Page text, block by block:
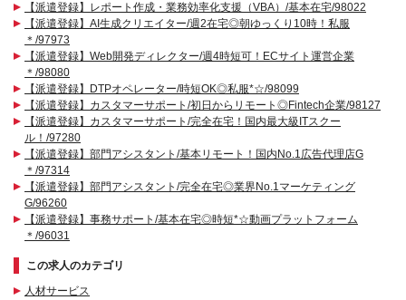
【派遣登録】レポート作成・業務効率化支援（VBA）/基本在宅/98022
【派遣登録】AI生成クリエイター/週2在宅◎朝ゆっくり10時！私服
＊/97973
【派遣登録】Web開発ディレクター/週4時短可！ECサイト運営企業
＊/98080
【派遣登録】DTPオペレーター/時短OK◎私服*☆/98099
【派遣登録】カスタマーサポート/初日からリモート◎Fintech企業/98127
【派遣登録】カスタマーサポート/完全在宅！国内最大級ITスクー
ル！/97280
【派遣登録】部門アシスタント/基本リモート！国内No.1広告代理店G
＊/97314
【派遣登録】部門アシスタント/完全在宅◎業界No.1マーケティング
G/96260
【派遣登録】事務サポート/基本在宅◎時短*☆動画プラットフォーム
＊/96031
この求人のカテゴリ
人材サービス